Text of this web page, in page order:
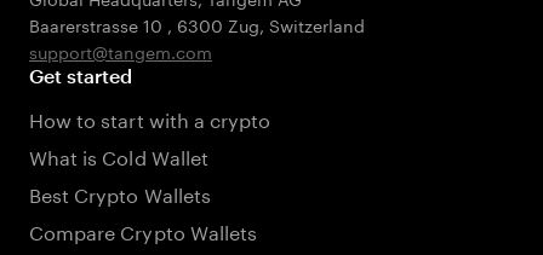
Baarerstrasse 10 , 6300 Zug, Switzerland
support@tangem.com
Get started
How to start with a crypto
What is Cold Wallet
Best Crypto Wallets
Compare Crypto Wallets